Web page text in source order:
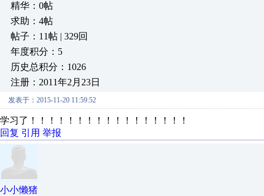
精华：0帖
求助：4帖
帖子：11帖 | 329回
年度积分：5
历史总积分：1026
注册：2011年2月23日
发表于：2015-11-20 11:59:52
学习了！！！！！！！！！！！！！！！！！
回复 引用 举报
小小懒猪